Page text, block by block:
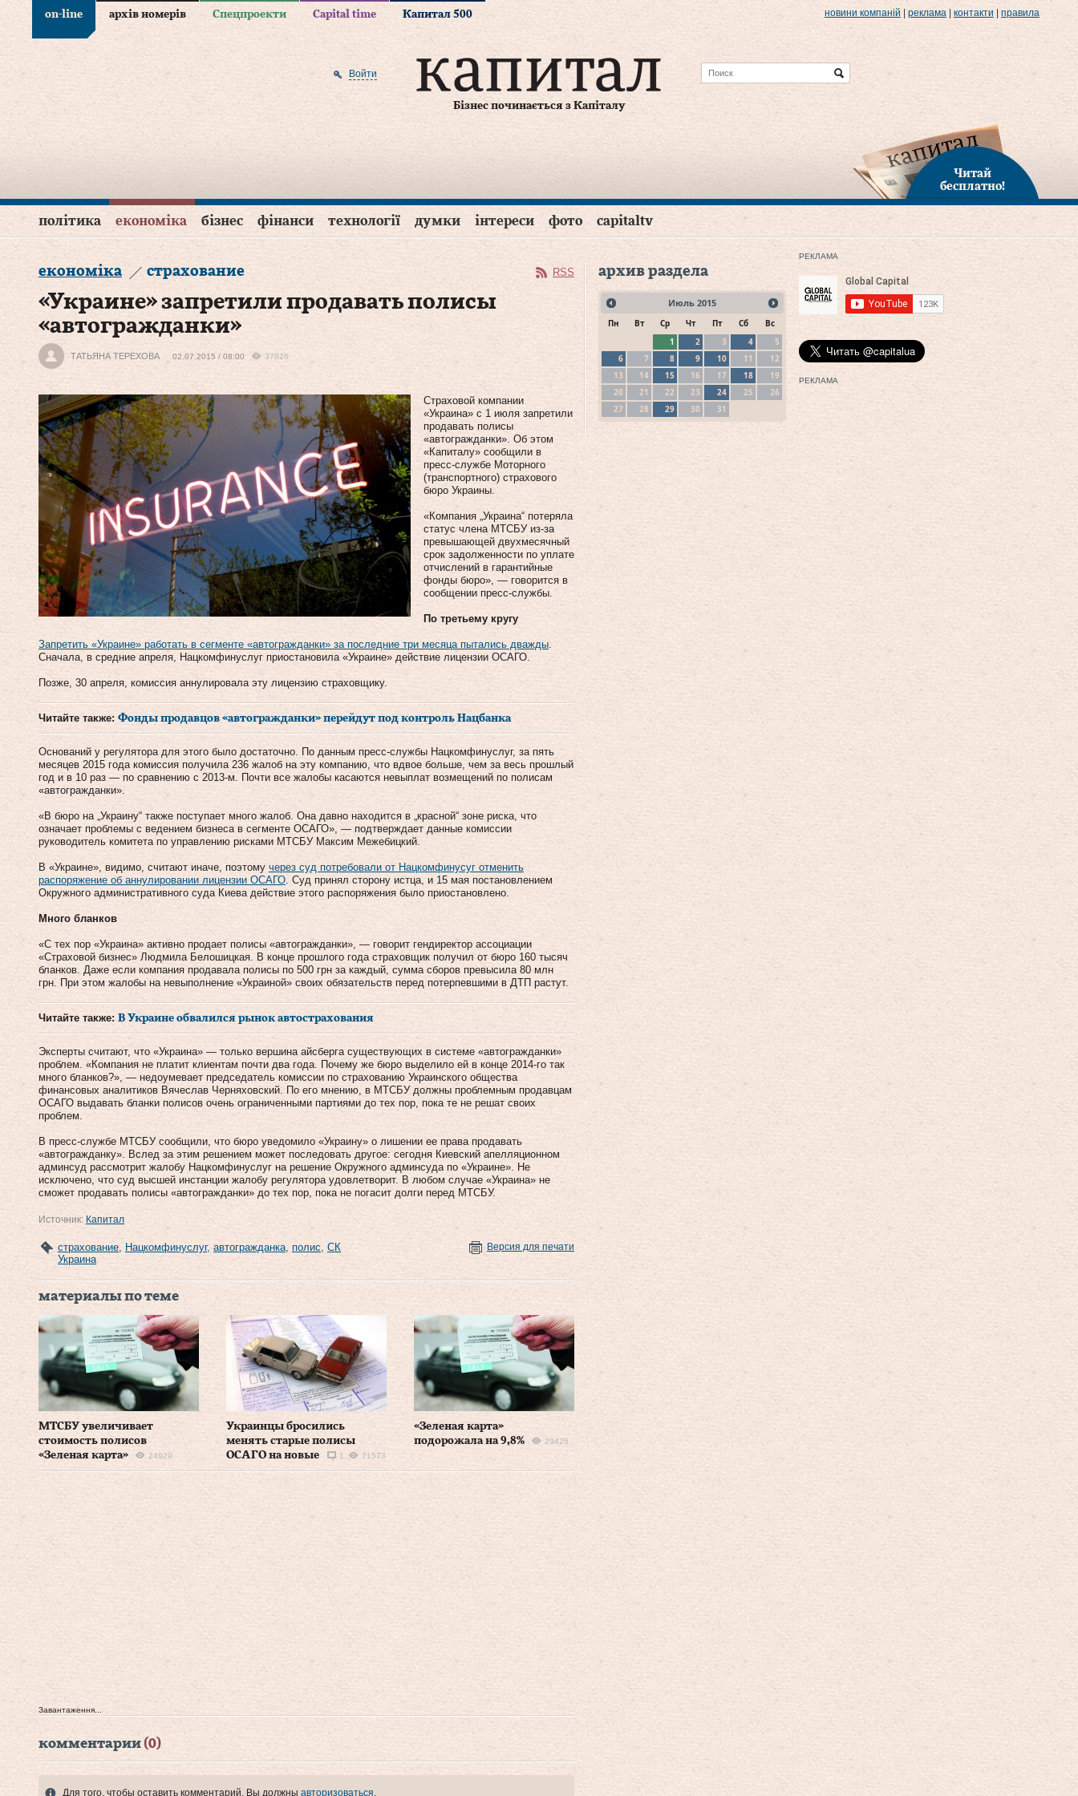
on-line архів номерів Спецпроекти Capital time Капитал 500 новини компаній реклама контакти правила
Бізнес починається з Капіталу
Войти
Читай
бесплатно!
політика економіка бізнес фінанси технології думки інтереси фото capitaltv
економіка страхование RSS
«Украине» запретили продавать полисы
«автогражданки»
ТАТЬЯНА ТЕРЕХОВА 02.07.2015 / 08:00 37826
Страховой компании
«Украина» с 1 июля запретили
продавать полисы
«автогражданки». Об этом
«Капиталу» сообщили в
пресс-службе Моторного
(транспортного) страхового
бюро Украины.
«Компания „Украина“ потеряла
статус члена МТСБУ из-за
превышающей двухмесячный
срок задолженности по уплате
отчислений в гарантийные
фонды бюро», — говорится в
сообщении пресс-службы.
По третьему кругу
Запретить «Украине» работать в сегменте «автогражданки» за последние три месяца пытались дважды.
Сначала, в средние апреля, Нацкомфинуслуг приостановила «Украине» действие лицензии ОСАГО.
Позже, 30 апреля, комиссия аннулировала эту лицензию страховщику.
Читайте также: Фонды продавцов «автогражданки» перейдут под контроль Нацбанка
Оснований у регулятора для этого было достаточно. По данным пресс-службы Нацкомфинуслуг, за пять
месяцев 2015 года комиссия получила 236 жалоб на эту компанию, что вдвое больше, чем за весь прошлый
год и в 10 раз — по сравнению с 2013-м. Почти все жалобы касаются невыплат возмещений по полисам
«автогражданки».
«В бюро на „Украину“ также поступает много жалоб. Она давно находится в „красной“ зоне риска, что
означает проблемы с ведением бизнеса в сегменте ОСАГО», — подтверждает данные комиссии
руководитель комитета по управлению рисками МТСБУ Максим Межебицкий.
В «Украине», видимо, считают иначе, поэтому через суд потребовали от Нацкомфинусуг отменить
распоряжение об аннулировании лицензии ОСАГО. Суд принял сторону истца, и 15 мая постановлением
Окружного административного суда Киева действие этого распоряжения было приостановлено.
Много бланков
«С тех пор «Украина» активно продает полисы «автогражданки», — говорит гендиректор ассоциации
«Страховой бизнес» Людмила Белошицкая. В конце прошлого года страховщик получил от бюро 160 тысяч
бланков. Даже если компания продавала полисы по 500 грн за каждый, сумма сборов превысила 80 млн
грн. При этом жалобы на невыполнение «Украиной» своих обязательств перед потерпевшими в ДТП растут.
Читайте также: В Украине обвалился рынок автострахования
Эксперты считают, что «Украина» — только вершина айсберга существующих в системе «автогражданки»
проблем. «Компания не платит клиентам почти два года. Почему же бюро выделило ей в конце 2014-го так
много бланков?», — недоумевает председатель комиссии по страхованию Украинского общества
финансовых аналитиков Вячеслав Черняховский. По его мнению, в МТСБУ должны проблемным продавцам
ОСАГО выдавать бланки полисов очень ограниченными партиями до тех пор, пока те не решат своих
проблем.
В пресс-службе МТСБУ сообщили, что бюро уведомило «Украину» о лишении ее права продавать
«автогражданку». Вслед за этим решением может последовать другое: сегодня Киевский апелляционном
админсуд рассмотрит жалобу Нацкомфинуслуг на решение Окружного админсуда по «Украине». Не
исключено, что суд высшей инстанции жалобу регулятора удовлетворит. В любом случае «Украина» не
сможет продавать полисы «автогражданки» до тех пор, пока не погасит долги перед МТСБУ.
Источник: Капитал
страхование, Нацкомфинуслуг, автогражданка, полис, СК
Украина
Версия для печати
материалы по теме
МТСБУ увеличивает
стоимость полисов
«Зеленая карта»
24929
Украинцы бросились
менять старые полисы
ОСАГО на новые
1 71573
«Зеленая карта»
подорожала на 9,8%
29425
Завантаження...
комментарии (0)
Для того, чтобы оставить комментарий, Вы должны авторизоваться.
архив раздела
Июль 2015
Пн Вт Ср Чт Пт Сб
Вс
1
2 3 4
5
6
7 8 9 10 11
12
13
14 15 16 17 18
19
20
21 22 23 24 25
26
27
28 29 30 31
РЕКЛАМА
РЕКЛАМА